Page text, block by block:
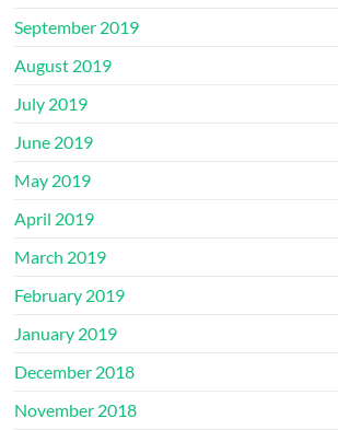
September 2019
August 2019
July 2019
June 2019
May 2019
April 2019
March 2019
February 2019
January 2019
December 2018
November 2018